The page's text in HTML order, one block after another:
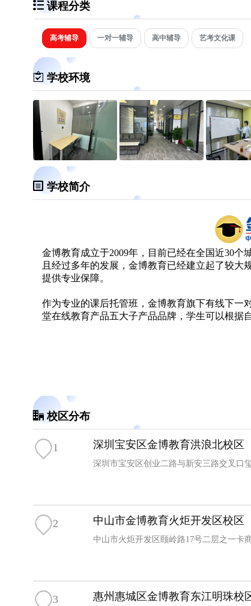
课程分类
高考辅导 一对一辅导 高中辅导 艺考文化课
学校环境
学校简介
金博教育成立于2009年，目前已经在全国近30
且经过多年的发展，金博教育已经建立起了较
提供专业保障。
作为专业的课后托管班，金博教育旗下有线下一
堂在线教育产品五大子产品品牌，学生可以根据
校区分布
1 深圳宝安区金博教育洪浪北校区
深圳市宝安区创业二路与新安三路交叉口
2 中山市金博教育火炬开发区校区
中山市火炬开发区颐岭路17号二层之一卡
3 惠州惠城区金博教育东江明珠校